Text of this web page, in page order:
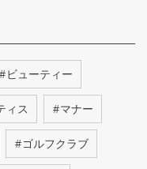
#ビューティー
ィス #マナー
#ゴルフクラブ